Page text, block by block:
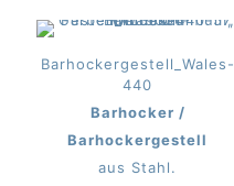
Barhockergestell_Wales-
440
Barhocker /
Barhockergestell
aus Stahl.